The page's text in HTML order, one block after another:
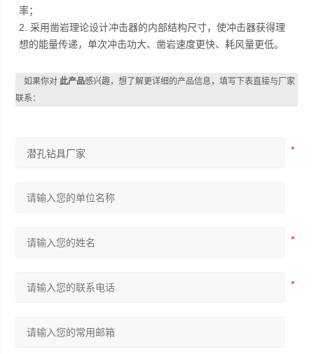
率；
2. 采用凿岩理论设计冲击器的内部结构尺寸，使冲击器获得理
想的能量传递，单次冲击功大、凿岩速度更快、耗风量更低。
如果你对此产品感兴趣，想了解更详细的产品信息，填写下表直接与厂家
联系：